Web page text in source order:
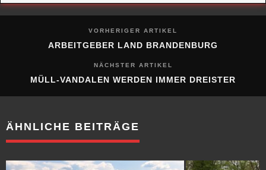
VORHERIGER ARTIKEL
ARBEITGEBER LAND BRANDENBURG
NÄCHSTER ARTIKEL
MÜLL-VANDALEN WERDEN IMMER DREISTER
ÄHNLICHE BEITRÄGE